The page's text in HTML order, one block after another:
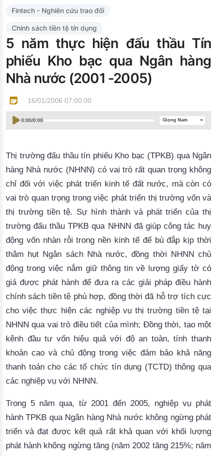
Đào tạo ISO
Fintech - Nghiên cứu trao đổi
Chính sách tiền tệ tín dụng
5 năm thực hiện đấu thầu Tín
phiếu Kho bạc qua Ngân hàng
Nhà nước (2001 -2005)
16/01/2006 07:00:00
0:00/0:00 Giọng Nam
Thị trường đấu thầu tín phiếu Kho bạc (TPKB) qua Ngân
hàng Nhà nước (NHNN) có vai trò rất quan trọng không
chỉ đối với việc phát triển kinh tế đất nước, mà còn có
vai trò quan trọng trong việc phát triển thị trường vốn và
thị trường tiền tệ. Sự hình thành và phát triển của thị
trường đấu thầu TPKB qua NHNN đã giúp công tác huy
động vốn nhàn rỗi trong nền kinh tế để bù đắp kịp thời
thâm hụt Ngân sách Nhà nước, đồng thời NHNN chủ
động trong việc nắm giữ thông tin về lượng giấy tờ có
giá được phát hành để đưa ra các giải pháp điều hành
chính sách tiền tệ phù hợp, đồng thời đã hỗ trợ tích cực
cho việc thực hiện các nghiệp vụ thị trường tiền tệ tại
NHNN qua vai trò điều tiết của mình; Đồng thời, tạo một
kênh đầu tư vốn hiệu quả với độ an toàn, tính thanh
khoản cao và chủ động trong việc đảm bảo khả năng
thanh toán cho các tổ chức tín dụng (TCTD) thông qua
các nghiệp vụ với NHNN.
Trong 5 năm qua, từ 2001 đến 2005, nghiệp vụ phát
hành TPKB qua Ngân hàng Nhà nước không ngừng phát
triển và đạt được kết quả rất khả quan với khối lượng
phát hành không ngừng tăng (năm 2002 tăng 215%; năm